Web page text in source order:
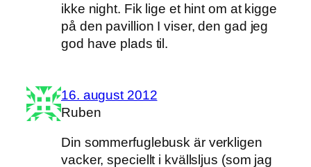
ikke night. Fik lige et hint om at kigge
på den pavillion I viser, den gad jeg
god have plads til.
16. august 2012
Ruben
Din sommerfuglebusk är verkligen
vacker, speciellt i kvällsljus (som jag